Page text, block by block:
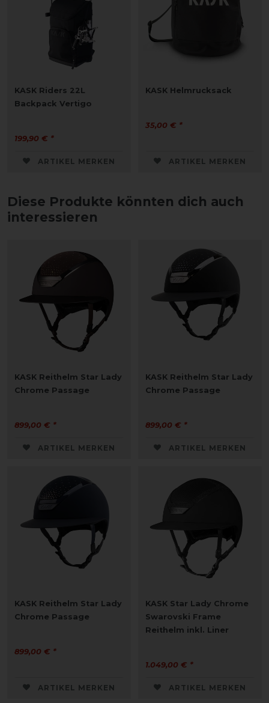
KASK Riders 22L
Backpack Vertigo
199,90 € *
ARTIKEL MERKEN
KASK Helmrucksack
35,00 € *
ARTIKEL MERKEN
Diese Produkte könnten dich auch
interessieren
KASK Reithelm Star Lady
Chrome Passage
899,00 € *
ARTIKEL MERKEN
KASK Reithelm Star Lady
Chrome Passage
899,00 € *
ARTIKEL MERKEN
KASK Reithelm Star Lady
Chrome Passage
899,00 € *
ARTIKEL MERKEN
KASK Star Lady Chrome
Swarovski Frame
Reithelm inkl. Liner
1.049,00 € *
ARTIKEL MERKEN